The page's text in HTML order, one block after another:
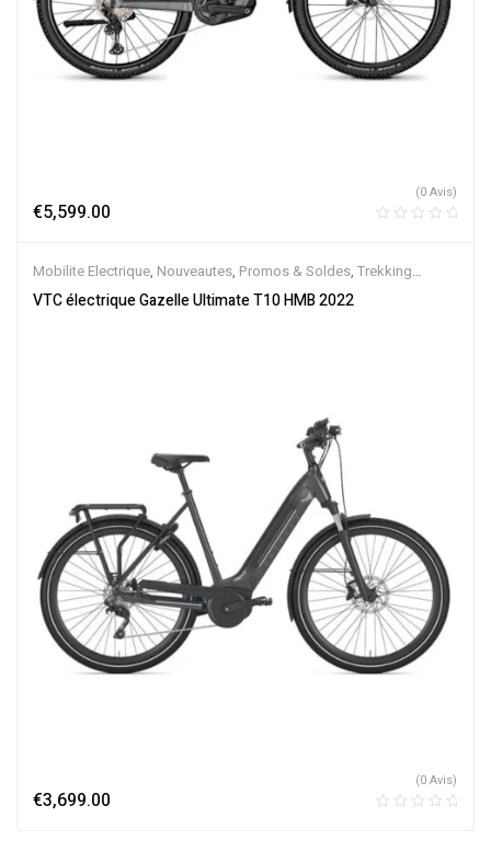
€5,599.00
(0 Avis)
Mobilite Electrique, Nouveautes, Promos & Soldes, Trekking
électrique,Vélo électrique ville,Velos Electriques,VTC Electrique
VTC électrique Gazelle Ultimate T10 HMB 2022
€3,699.00
(0 Avis)